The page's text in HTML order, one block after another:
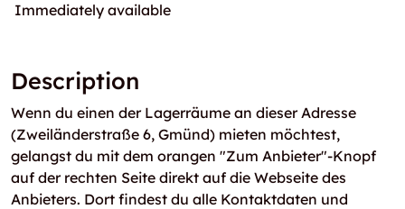
Immediately available
Description
Wenn du einen der Lagerräume an dieser Adresse
(Zweiländerstraße 6, Gmünd) mieten möchtest,
gelangst du mit dem orangen "Zum Anbieter"-Knopf
auf der rechten Seite direkt auf die Webseite des
Anbieters. Dort findest du alle Kontaktdaten und